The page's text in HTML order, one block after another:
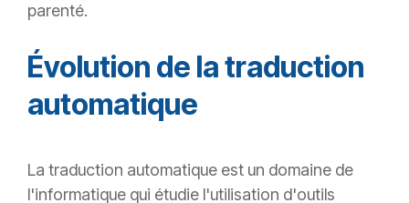
parenté.
Évolution de la traduction
automatique
La traduction automatique est un domaine de
l'informatique qui étudie l'utilisation d'outils